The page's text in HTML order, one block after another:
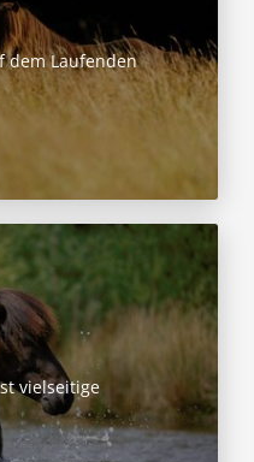
dem Laufenden
vielseitige